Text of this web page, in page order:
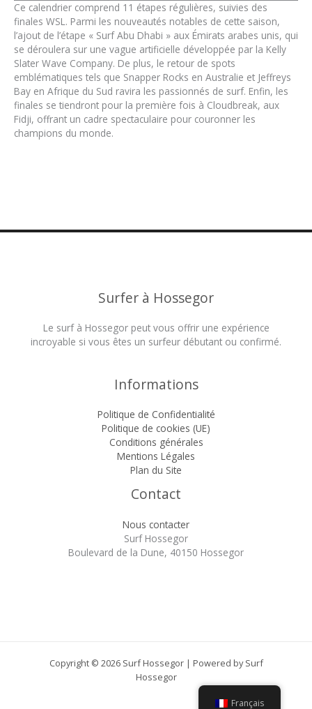
Ce calendrier comprend 11 étapes régulières, suivies des
finales WSL. Parmi les nouveautés notables de cette saison,
l’ajout de l’étape « Surf Abu Dhabi » aux Émirats arabes unis, qui
se déroulera sur une vague artificielle développée par la Kelly
Slater Wave Company. De plus, le retour de spots
emblématiques tels que Snapper Rocks en Australie et Jeffreys
Bay en Afrique du Sud ravira les passionnés de surf. Enfin, les
finales se tiendront pour la première fois à Cloudbreak, aux
Fidji, offrant un cadre spectaculaire pour couronner les
champions du monde.
Surfer à Hossegor
Le surf à Hossegor peut vous offrir une expérience
incroyable si vous êtes un surfeur débutant ou confirmé.
Informations
Politique de Confidentialité
Politique de cookies (UE)
Conditions générales
Mentions Légales
Plan du Site
Contact
Nous contacter
Surf Hossegor
Boulevard de la Dune, 40150 Hossegor
Copyright © 2026 Surf Hossegor | Powered by Surf
Hossegor
Français